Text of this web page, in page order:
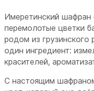
Имеретинский
перемолотые цветки
родом из грузинского
один ингредиент:
красителей,
С настоящим